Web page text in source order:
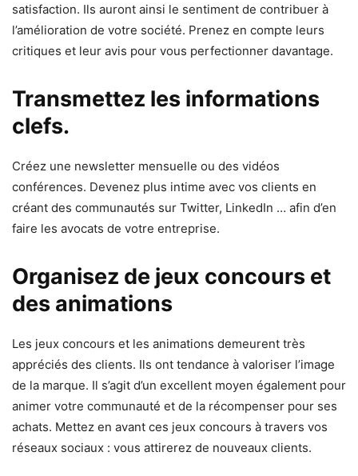
satisfaction. Ils auront ainsi le sentiment de contribuer à
l’amélioration de votre société. Prenez en compte leurs
critiques et leur avis pour vous perfectionner davantage.
Transmettez les informations
clefs.
Créez une newsletter mensuelle ou des vidéos
conférences. Devenez plus intime avec vos clients en
créant des communautés sur Twitter, LinkedIn … afin d’en
faire les avocats de votre entreprise.
Organisez de jeux concours et
des animations
Les jeux concours et les animations demeurent très
appréciés des clients. Ils ont tendance à valoriser l’image
de la marque. Il s’agit d’un excellent moyen également pour
animer votre communauté et de la récompenser pour ses
achats. Mettez en avant ces jeux concours à travers vos
réseaux sociaux : vous attirerez de nouveaux clients.